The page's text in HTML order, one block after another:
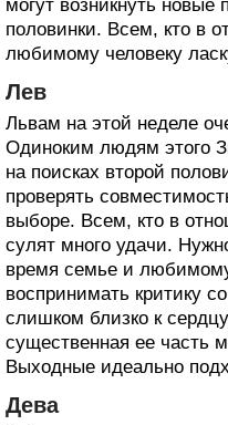
могут возникнуть новые
половинки. Всем, кто в
любимому человеку
Лев
Львам на этой неделе
Одиноким людям этого
на поисках второй
проверять
выборе. Всем, кто в
сулят много удачи.
время семье и
воспринимать критику
слишком близко к
существенная ее часть
Выходные идеально
Дева